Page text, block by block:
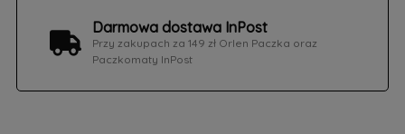
Darmowa dostawa InPost
Przy zakupach za 149 zł Orlen Paczka oraz
Paczkomaty InPost